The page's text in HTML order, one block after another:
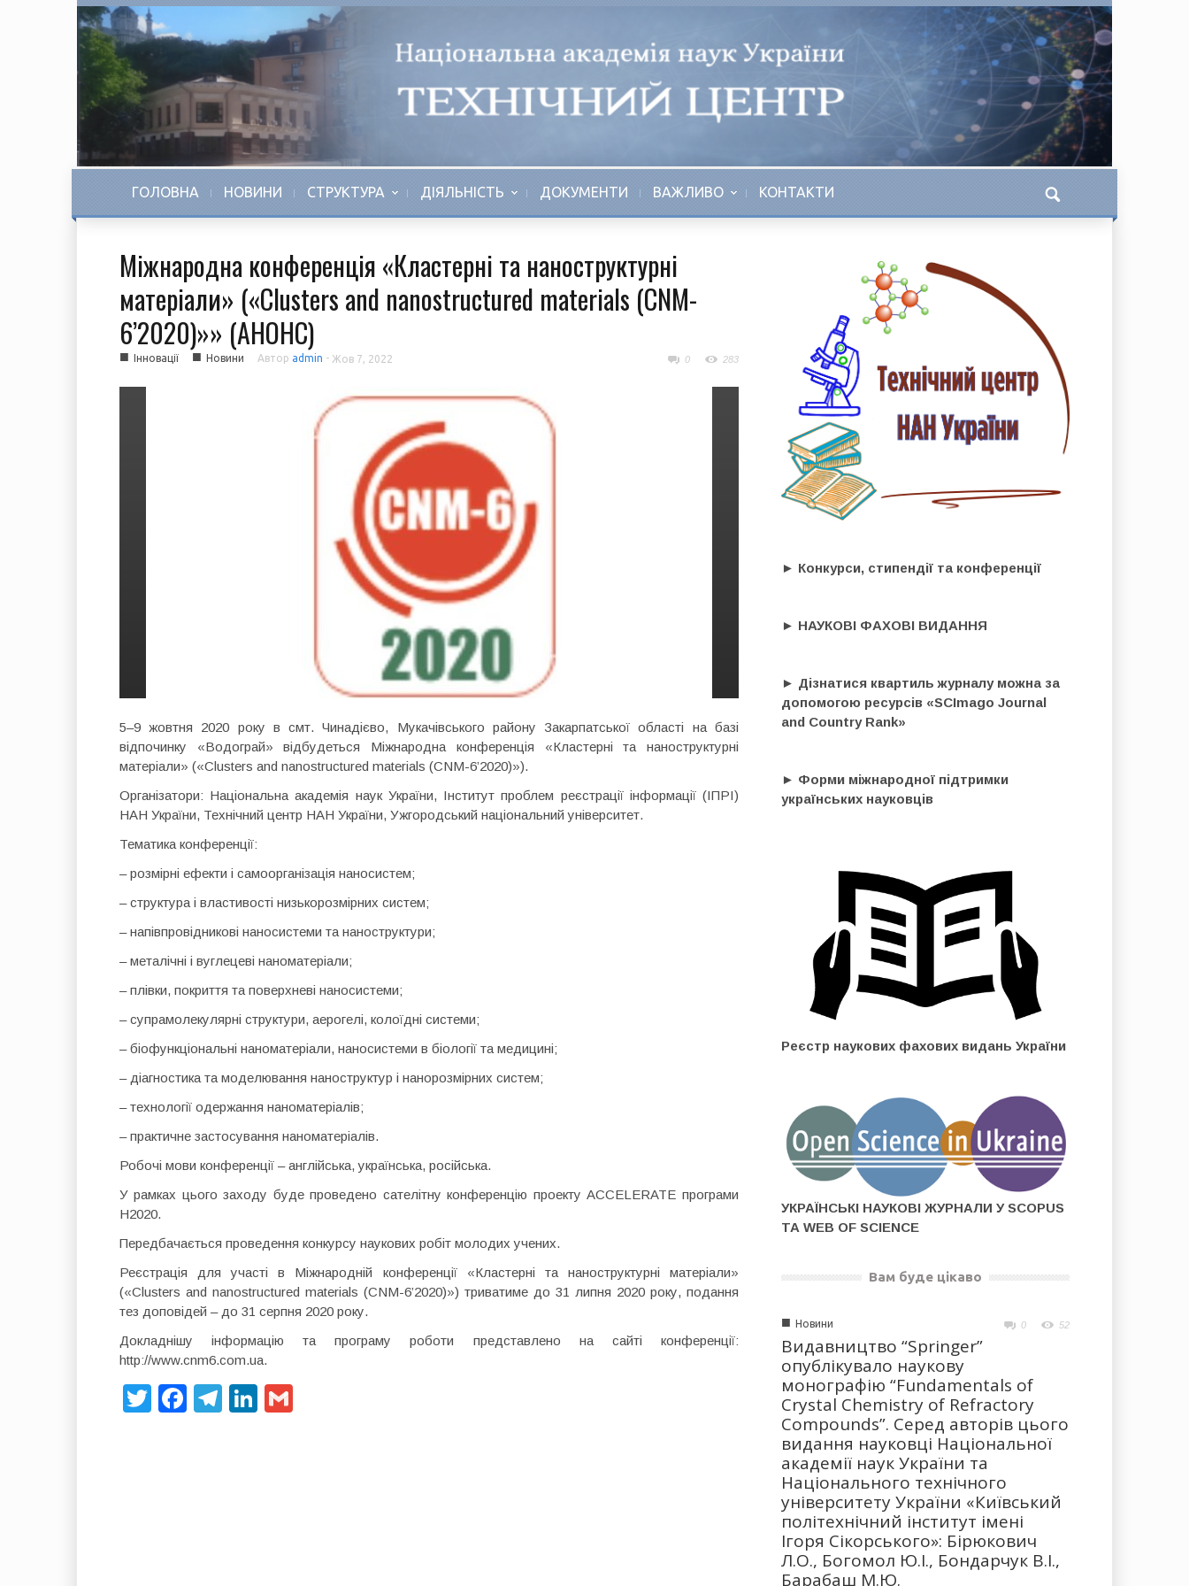
ГОЛОВНА НОВИНИ СТРУКТУРА ДІЯЛЬНІСТЬ ДОКУМЕНТИ ВАЖЛИВО КОНТАКТИ
Міжнародна конференція «Кластерні та наноструктурні
матеріали» («Clusters and nanostructured materials (CNM-
6’2020)»» (АНОНС)
■ Інновації ■ Новини Автор admin - Жов 7, 2022 0 283
5–9 жовтня 2020 року в смт. Чинадієво, Мукачівського району Закарпатської області на базі
відпочинку «Водограй» відбудеться Міжнародна конференція «Кластерні та наноструктурні
матеріали» («Clusters and nanostructured materials (CNM-6’2020)»).
Організатори: Національна академія наук України, Інститут проблем реєстрації інформації (ІПРІ)
НАН України, Технічний центр НАН України, Ужгородський національний університет.
Тематика конференції:
– розмірні ефекти і самоорганізація наносистем;
– структура і властивості низькорозмірних систем;
– напівпровідникові наносистеми та наноструктури;
– металічні і вуглецеві наноматеріали;
– плівки, покриття та поверхневі наносистеми;
– супрамолекулярні структури, аерогелі, колоїдні системи;
– біофункціональні наноматеріали, наносистеми в біології та медицині;
– діагностика та моделювання наноструктур і нанорозмірних систем;
– технології одержання наноматеріалів;
– практичне застосування наноматеріалів.
Робочі мови конференції – англійська, українська, російська.
У рамках цього заходу буде проведено сателітну конференцію проекту ACCELERATE програми
H2020.
Передбачається проведення конкурсу наукових робіт молодих учених.
Реєстрація для участі в Міжнародній конференції «Кластерні та наноструктурні матеріали»
(«Clusters and nanostructured materials (CNM-6’2020)») триватиме до 31 липня 2020 року, подання
тез доповідей – до 31 серпня 2020 року.
Докладнішу інформацію та програму роботи представлено на сайті конференції:
http://www.cnm6.com.ua.
T
F
T
Li
► Конкурси, стипендії та конференції
► НАУКОВІ ФАХОВІ ВИДАННЯ
► Дізнатися квартиль журналу можна за
допомогою ресурсів «SCImago Journal
and Country Rank»
► Форми міжнародної підтримки
українських науковців
Реєстр наукових фахових видань України
УКРАЇНСЬКІ НАУКОВІ ЖУРНАЛИ У SCOPUS
ТА WEB OF SCIENCE
Вам буде цікаво
■ Новини 0 52
Видавництво “Springer”
опублікувало наукову
монографію “Fundamentals of
Crystal Chemistry of Refractory
Compounds”. Серед авторів цього
видання науковці Національної
академії наук України та
Національного технічного
університету України «Київський
політехнічний інститут імені
Ігоря Сікорського»: Бірюкович
Л.О., Богомол Ю.І., Бондарчук В.І.,
Барабаш М.Ю.